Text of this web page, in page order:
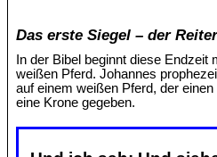
Das erste Siegel – der
In der Bibel beginnt diese Endzeit
weißen Pferd. Johannes
auf einem weißen Pferd, der
eine Krone gegeben.